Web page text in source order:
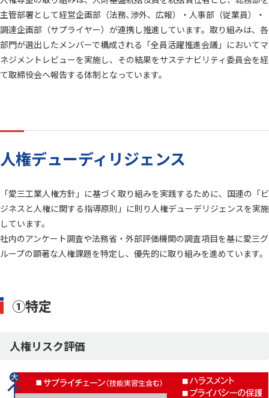
主管部署として経営企画部（法務､渉外、広報）・人事部（従業員）・
調達企画部（サプライヤー）が連携し推進しています。取り組みは、各
部門が選出したメンバーで構成される「全員活躍推進会議」においてマ
ネジメントレビューを実施し、その結果をサステナビリティ委員会を経
て取締役会へ報告する体制となっています。
人権デューディリジェンス
「愛三工業人権方針」に基づく取り組みを実践するために、国連の「ビ
ジネスと人権に関する指導原則」に則り人権デューデリジェンスを実施
しています。
社内のアンケート調査や法務省・外部評価機関の調査項目を基に愛三グ
ループの顕著な人権課題を特定し、優先的に取り組みを進めています。
①特定
人権リスク評価